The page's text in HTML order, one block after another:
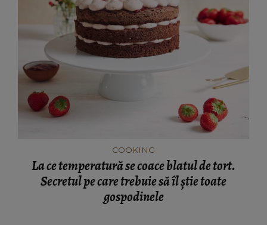
COOKING
La ce temperatură se coace blatul de tort.
Secretul pe care trebuie să îl știe toate
gospodinele